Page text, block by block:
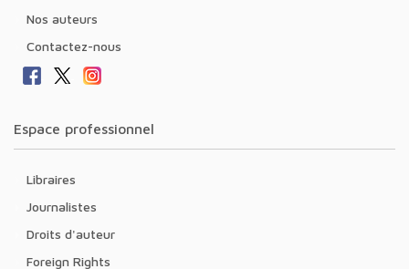
Nos auteurs
Contactez-nous
Espace professionnel
Libraires
Journalistes
Droits d'auteur
Foreign Rights